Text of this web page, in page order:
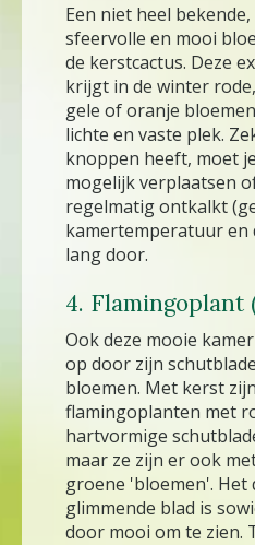
Een niet heel
sfeervolle en mooi
de kerstcactus. Deze
krijgt in de winter
gele of oranje
lichte en vaste plek.
knoppen heeft, moet
mogelijk verplaatsen
regelmatig ontkalkt
kamertemperatuur en
lang door.
4. Flamingoplant
Ook deze mooie
op door zijn
bloemen. Met kerst
flamingoplanten met
hartvormige
maar ze zijn er ook
groene 'bloemen'. Het
glimmende blad is
door mooi om te zien.